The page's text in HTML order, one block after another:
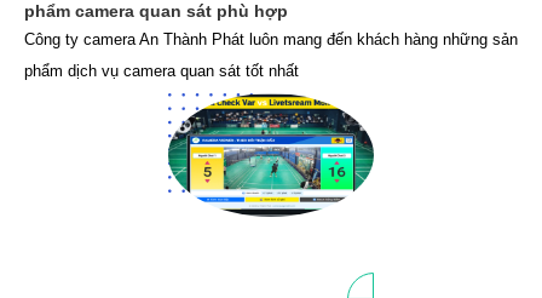
phẩm camera quan sát phù hợp
Công ty camera An Thành Phát luôn mang đến khách hàng những sản
phẩm dịch vụ camera quan sát tốt nhất